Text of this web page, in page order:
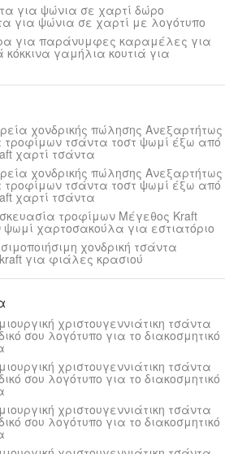
για ψώνια σε χαρτί δώρο
για ψώνια σε χαρτί με λογότυπο
για παράνυμφες καραμέλες για
κόκκινα γαμήλια κουτιά για
χονδρικής πώλησης Ανεξαρτήτως
τροφίμων τσάντα τοστ ψωμί έξω από
χαρτί τσάντα
χονδρικής πώλησης Ανεξαρτήτως
τροφίμων τσάντα τοστ ψωμί έξω από
χαρτί τσάντα
τροφίμων Μέγεθος Kraft
χαρτοσακούλα για εστιατόριο
χονδρική τσάντα
για φιάλες κρασιού
χριστουγεννιάτικη τσάντα
σου λογότυπο για το διακοσμητικό
χριστουγεννιάτικη τσάντα
σου λογότυπο για το διακοσμητικό
χριστουγεννιάτικη τσάντα
σου λογότυπο για το διακοσμητικό